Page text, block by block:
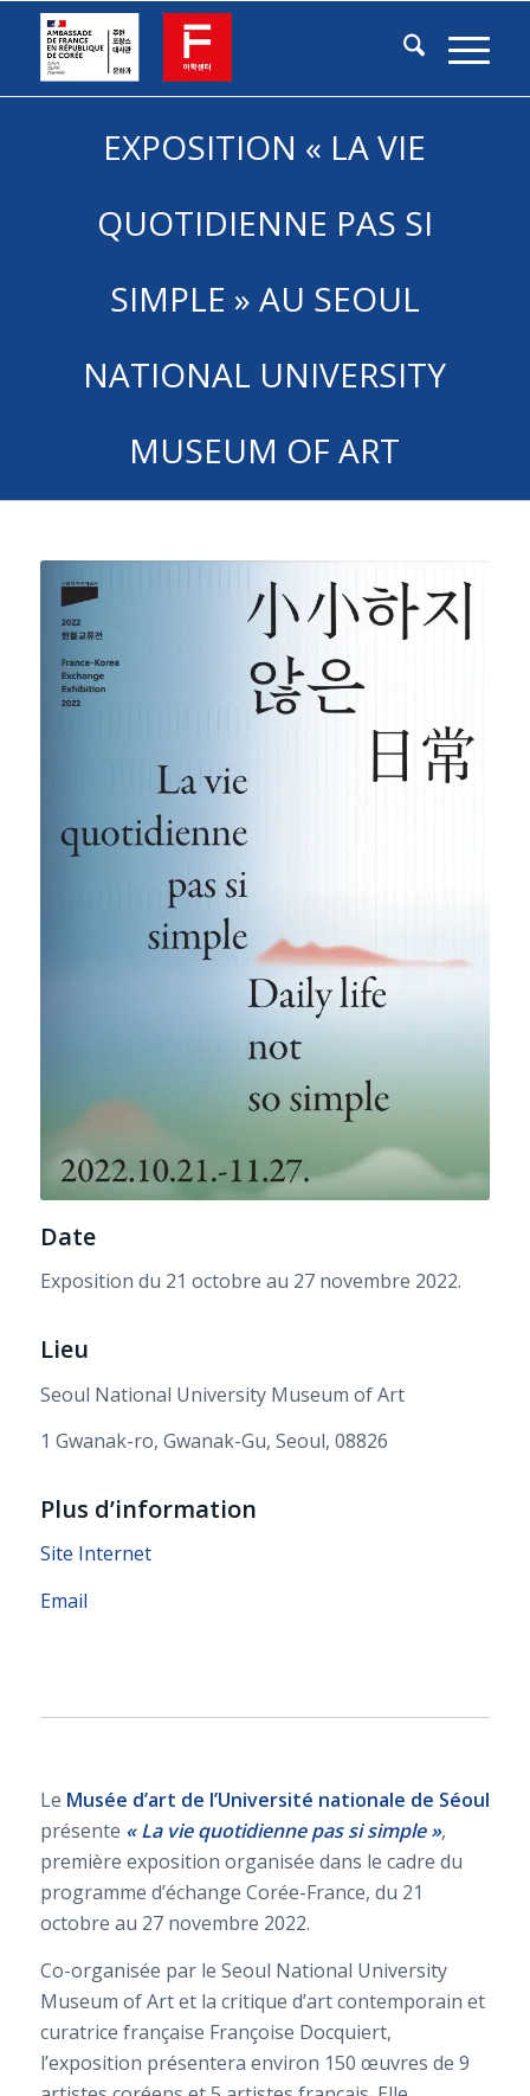
EXPOSITION « LA VIE
QUOTIDIENNE PAS SI
SIMPLE » AU SEOUL
NATIONAL UNIVERSITY
MUSEUM OF ART
Date
Exposition du 21 octobre au 27 novembre 2022.
Lieu
Seoul National University Museum of Art
1 Gwanak-ro, Gwanak-Gu, Seoul, 08826
Plus d’information
Site Internet
Email
Le Musée d’art de l’Université nationale de Séoul
présente « La vie quotidienne pas si simple »,
première exposition organisée dans le cadre du
programme d’échange Corée-France, du 21
octobre au 27 novembre 2022.
Co-organisée par le Seoul National University
Museum of Art et la critique d’art contemporain et
curatrice française Françoise Docquiert,
l’exposition présentera environ 150 œuvres de 9